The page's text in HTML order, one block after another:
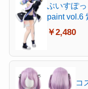
ぶいすぽ
paint vol.6
￥2,480
コ